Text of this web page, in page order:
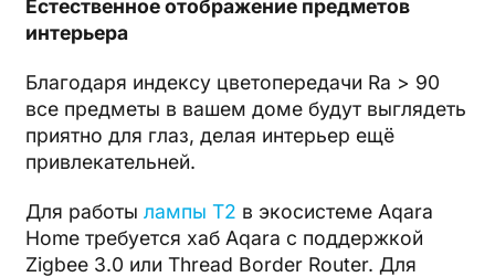
Естественное отображение предметов
интерьера
Благодаря индексу цветопередачи Ra > 90
все предметы в вашем доме будут выглядеть
приятно для глаз, делая интерьер ещё
привлекательней.
Для работы лампы T2 в экосистеме Aqara
Home требуется хаб Aqara с поддержкой
Zigbee 3.0 или Thread Border Router. Для